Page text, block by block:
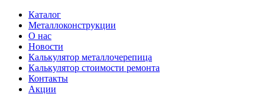
Каталог
Металлоконструкции
О нас
Новости
Калькулятор металлочерепица
Калькулятор стоимости ремонта
Контакты
Акции